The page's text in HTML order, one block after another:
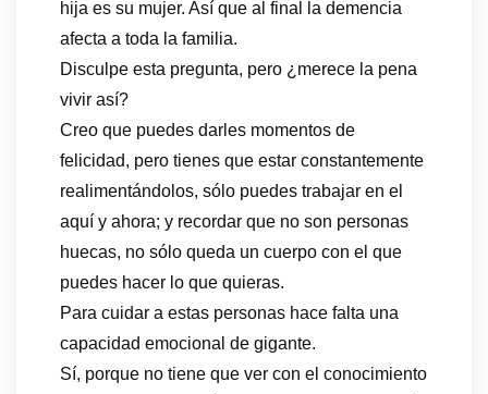
hija es su mujer. Así que al final la demencia
afecta a toda la familia.
Disculpe esta pregunta, pero ¿merece la pena
vivir así?
Creo que puedes darles momentos de
felicidad, pero tienes que estar constantemente
realimentándolos, sólo puedes trabajar en el
aquí y ahora; y recordar que no son personas
huecas, no sólo queda un cuerpo con el que
puedes hacer lo que quieras.
Para cuidar a estas personas hace falta una
capacidad emocional de gigante.
Sí, porque no tiene que ver con el conocimiento